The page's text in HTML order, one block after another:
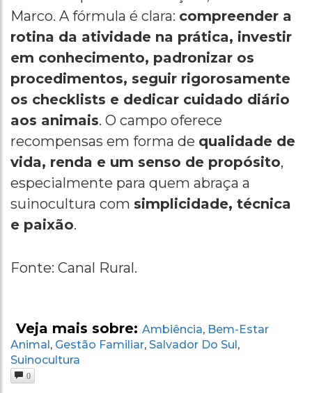
Marco. A fórmula é clara: compreender a
rotina da atividade na prática, investir
em conhecimento, padronizar os
procedimentos, seguir rigorosamente
os checklists e dedicar cuidado diário
aos animais. O campo oferece
recompensas em forma de qualidade de
vida, renda e um senso de propósito,
especialmente para quem abraça a
suinocultura com simplicidade, técnica
e paixão.
Fonte: Canal Rural.
Veja mais sobre: Ambiência, Bem-Estar
Animal , Gestão Familiar, Salvador Do Sul ,
Suinocultura
0